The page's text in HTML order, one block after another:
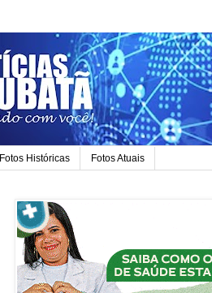
Fotos Históricas Fotos Atuais